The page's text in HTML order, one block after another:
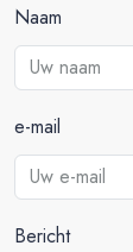
Naam
e-mail
Bericht